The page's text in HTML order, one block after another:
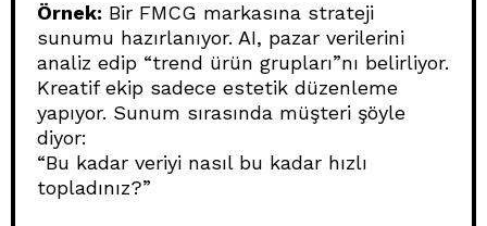
Örnek: Bir FMCG markasına strateji
sunumu hazırlanıyor. AI, pazar verilerini
analiz edip “trend ürün grupları”nı belirliyor.
Kreatif ekip sadece estetik düzenleme
yapıyor. Sunum sırasında müşteri şöyle
diyor:
“Bu kadar veriyi nasıl bu kadar hızlı
topladınız?”